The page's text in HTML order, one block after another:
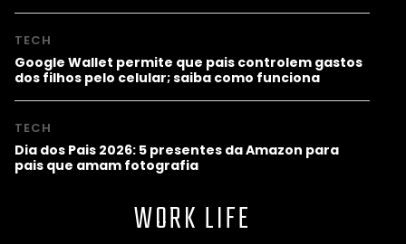
TECH
Google Wallet permite que pais controlem gastos
dos filhos pelo celular; saiba como funciona
TECH
Dia dos Pais 2026: 5 presentes da Amazon para
pais que amam fotografia
WORK LIFE